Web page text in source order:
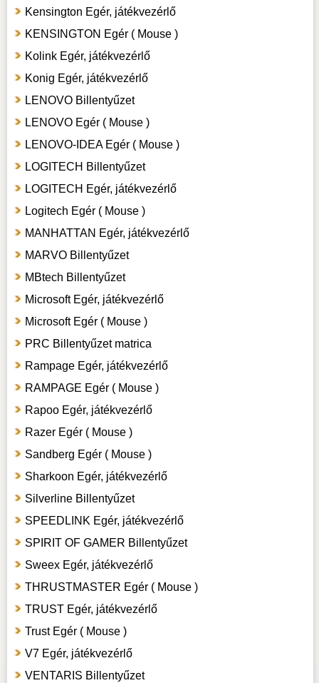
Kensington Egér, játékvezérlő
KENSINGTON Egér ( Mouse )
Kolink Egér, játékvezérlő
Konig Egér, játékvezérlő
LENOVO Billentyűzet
LENOVO Egér ( Mouse )
LENOVO-IDEA Egér ( Mouse )
LOGITECH Billentyűzet
LOGITECH Egér, játékvezérlő
Logitech Egér ( Mouse )
MANHATTAN Egér, játékvezérlő
MARVO Billentyűzet
MBtech Billentyűzet
Microsoft Egér, játékvezérlő
Microsoft Egér ( Mouse )
PRC Billentyűzet matrica
Rampage Egér, játékvezérlő
RAMPAGE Egér ( Mouse )
Rapoo Egér, játékvezérlő
Razer Egér ( Mouse )
Sandberg Egér ( Mouse )
Sharkoon Egér, játékvezérlő
Silverline Billentyűzet
SPEEDLINK Egér, játékvezérlő
SPIRIT OF GAMER Billentyűzet
Sweex Egér, játékvezérlő
THRUSTMASTER Egér ( Mouse )
TRUST Egér, játékvezérlő
Trust Egér ( Mouse )
V7 Egér, játékvezérlő
VENTARIS Billentyűzet